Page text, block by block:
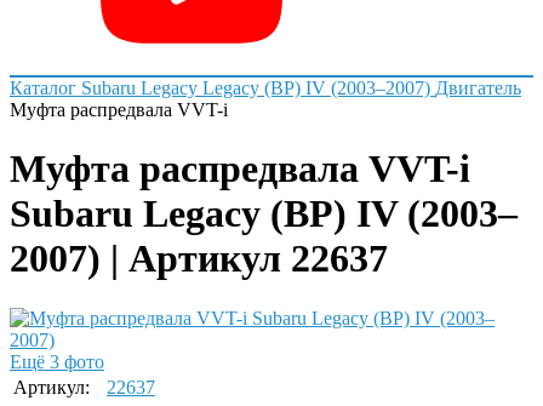
Каталог Subaru Legacy Legacy (BP) IV (2003–2007) Двигатель
Муфта распредвала VVT-i
Муфта распредвала VVT-i
Subaru Legacy (BP) IV (2003–
2007) | Артикул 22637
Ещё 3 фото
Артикул:
22637